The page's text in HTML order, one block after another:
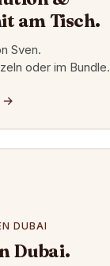
am Tisch.
Sven.
oder im Bundle.
→
DUBAI
Dubai.